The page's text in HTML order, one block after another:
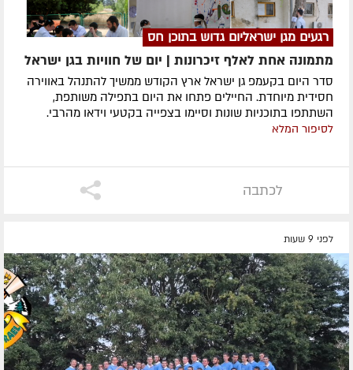
רגעים מגן ישראליום גדוש בתוכן חס
מתמונה אחת לאלף זיכרונות | יום של חוויות בגן ישראל
סדר היום בקעמפ גן ישראל ארץ הקודש ממשיך להתנהל באווירה
חסידית מיוחדת. החיילים פתחו את היום בתפילה משותפת,
השתתפו בתוכניות שונות וסיימו בצפייה בקטעי וידאו מהרבי.
לסיפור המלא
לכתבה
לפני 9 שעות